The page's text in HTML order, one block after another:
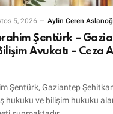
5, 2026 Aylin Ceren
Şentürk –
Avukatı – Ceza
Şentürk, Gaziantep
hukuku ve bilişim hukuku